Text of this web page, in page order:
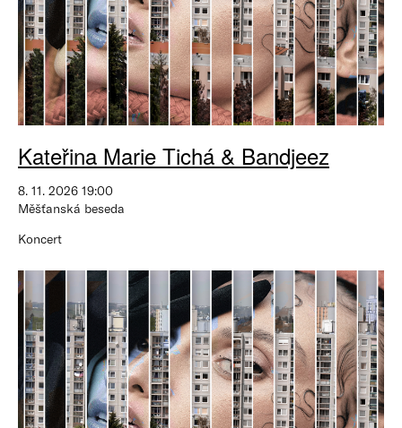
Kateřina Marie Tichá & Bandjeez
8. 11. 2026 19:00
Měšťanská beseda
Koncert